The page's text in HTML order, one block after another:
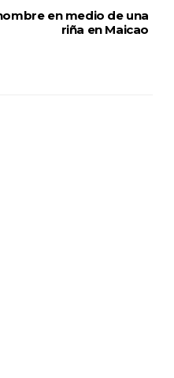
en medio de una
riña en Maicao